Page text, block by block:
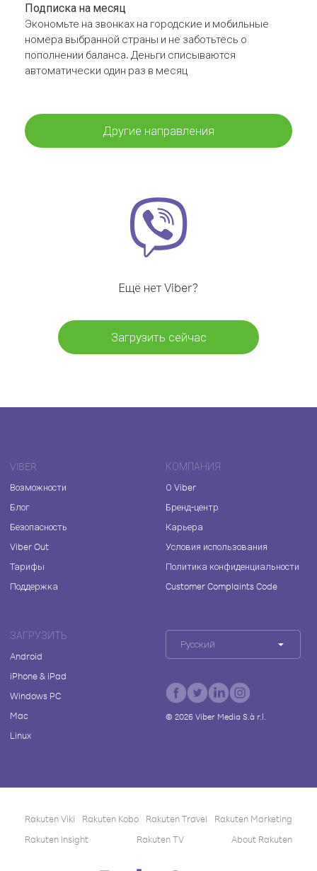
Подписка на месяц
Экономьте на звонках на городские и мобильные
номера выбранной страны и не заботьтесь о
пополнении баланса. Деньги списываются
автоматически один раз в месяц
Другие направления
Ещё нет Viber?
Загрузить сейчас
VIBER
Возможности
Блог
Безопасность
Viber Out
Тарифы
Поддержка
КОМПАНИЯ
О Viber
Бренд-центр
Карьера
Условия использования
Политика конфиденциальности
Customer Complaints Code
ЗАГРУЗИТЬ
Android
iPhone & iPad
Windows PC
Mac
Linux
Русский
© 2026Viber Media S.à r.l.
Rakuten Viki Rakuten Kobo Rakuten Travel
Rakuten Marketing
Rakuten Insight
Rakuten TV About Rakuten